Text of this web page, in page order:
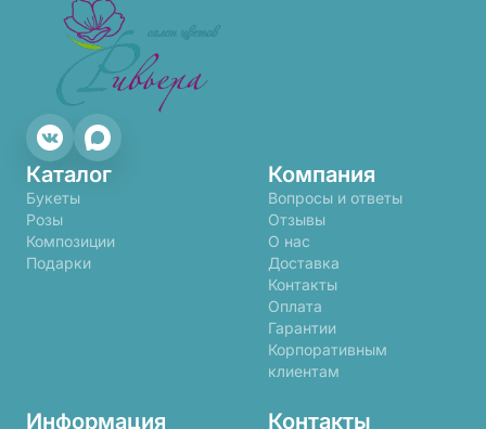
Каталог
Букеты
Розы
Композиции
Подарки
Компания
Вопросы и ответы
Отзывы
О нас
Доставка
Контакты
Оплата
Гарантии
Корпоративным
клиентам
Информация Контакты